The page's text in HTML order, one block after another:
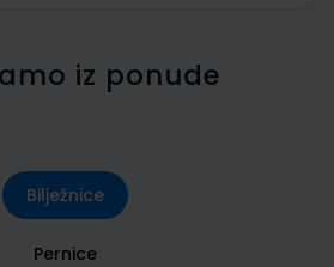
iz ponude
Bilježnice
Pernice